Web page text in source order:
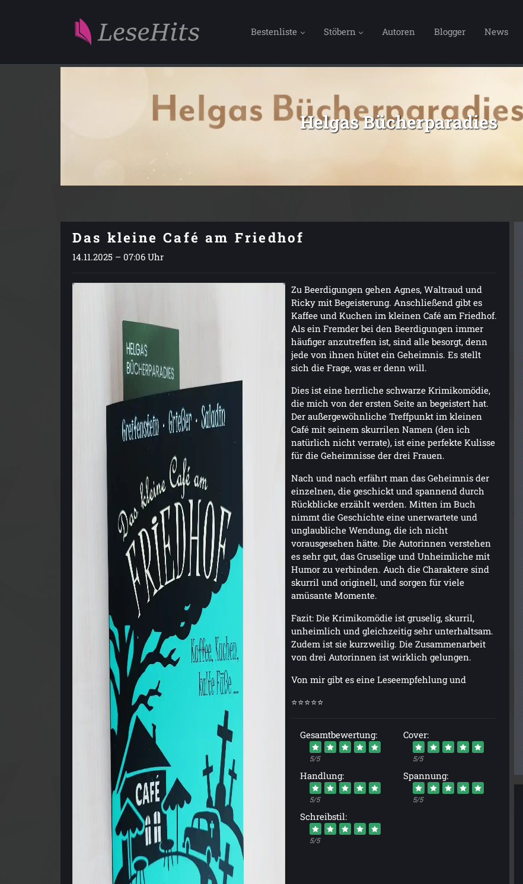
Bestenliste Stöbern Autoren Blogger News
Helgas Bücherparadies
Das kleine Café am Friedhof
14.11.2025 – 07:06 Uhr
Zu Beerdigungen gehen Agnes, Waltraud und
Ricky mit Begeisterung. Anschließend gibt es
Kaffee und Kuchen im kleinen Café am Friedhof.
Als ein Fremder bei den Beerdigungen immer
häufiger anzutreffen ist, sind alle besorgt, denn
jede von ihnen hütet ein Geheimnis. Es stellt
sich die Frage, was er denn will.
Dies ist eine herrliche schwarze Krimikomödie,
die mich von der ersten Seite an begeistert hat.
Der außergewöhnliche Treffpunkt im kleinen
Café mit seinem skurrilen Namen (den ich
natürlich nicht verrate), ist eine perfekte Kulisse
für die Geheimnisse der drei Frauen.
Nach und nach erfährt man das Geheimnis der
einzelnen, die geschickt und spannend durch
Rückblicke erzählt werden. Mitten im Buch
nimmt die Geschichte eine unerwartete und
unglaubliche Wendung, die ich nicht
vorausgesehen hätte. Die Autorinnen verstehen
es sehr gut, das Gruselige und Unheimliche mit
Humor zu verbinden. Auch die Charaktere sind
skurril und originell, und sorgen für viele
amüsante Momente.
Fazit: Die Krimikomödie ist gruselig, skurril,
unheimlich und gleichzeitig sehr unterhaltsam.
Zudem ist sie kurzweilig. Die Zusammenarbeit
von drei Autorinnen ist wirklich gelungen.
Von mir gibt es eine Leseempfehlung und
⭐⭐⭐⭐⭐
Gesamtbewertung:
5/5
Cover:
5/5
Handlung:
5/5
Spannung:
5/5
Schreibstil:
5/5